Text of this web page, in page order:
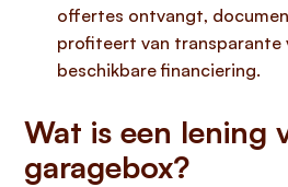
offertes ontvangt,
profiteert van transparante
beschikbare financiering.
Wat is een lening
garagebox?